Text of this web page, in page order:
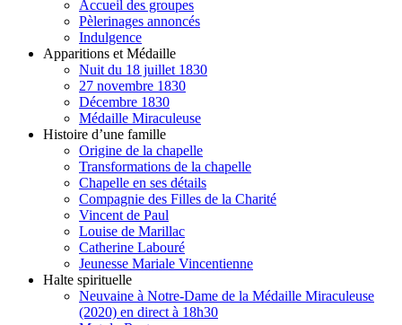
Accueil des groupes
Pèlerinages annoncés
Indulgence
Apparitions et Médaille
Nuit du 18 juillet 1830
27 novembre 1830
Décembre 1830
Médaille Miraculeuse
Histoire d’une famille
Origine de la chapelle
Transformations de la chapelle
Chapelle en ses détails
Compagnie des Filles de la Charité
Vincent de Paul
Louise de Marillac
Catherine Labouré
Jeunesse Mariale Vincentienne
Halte spirituelle
Neuvaine à Notre-Dame de la Médaille Miraculeuse
(2020) en direct à 18h30